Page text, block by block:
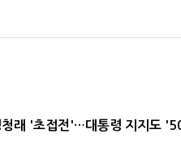
청래 '초접전'…대통령 지지도